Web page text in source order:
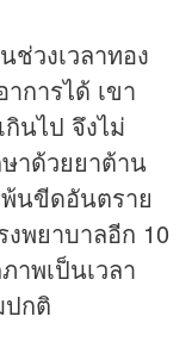
วงเวลาทอง
การได้ เขา
นไป จึงไม่
าด้วยยาต้าน
นขีดอันตราย
งพยาบาลอีก 10
พเป็นเวลา
ปกติ